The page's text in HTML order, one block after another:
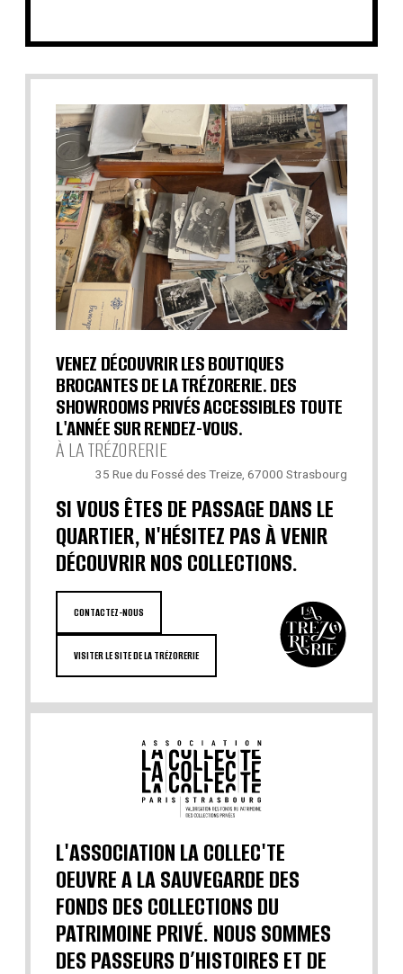
VENEZ DÉCOUVRIR LES BOUTIQUES
BROCANTES DE LA TRÉZORERIE. DES
SHOWROOMS PRIVÉS ACCESSIBLES TOUTE
L'ANNÉE SUR RENDEZ-VOUS.
À LA TRÉZORERIE
35 Rue du Fossé des Treize, 67000 Strasbourg
SI VOUS ÊTES DE PASSAGE DANS LE
QUARTIER, N'HÉSITEZ PAS À VENIR
DÉCOUVRIR NOS COLLECTIONS.
CONTACTEZ-NOUS
VISITER LE SITE DE LA TRÉZORERIE
L'ASSOCIATION LA COLLEC'TE
OEUVRE A LA SAUVEGARDE DES
FONDS DES COLLECTIONS DU
PATRIMOINE PRIVÉ. NOUS SOMMES
DES PASSEURS D’HISTOIRES ET DE